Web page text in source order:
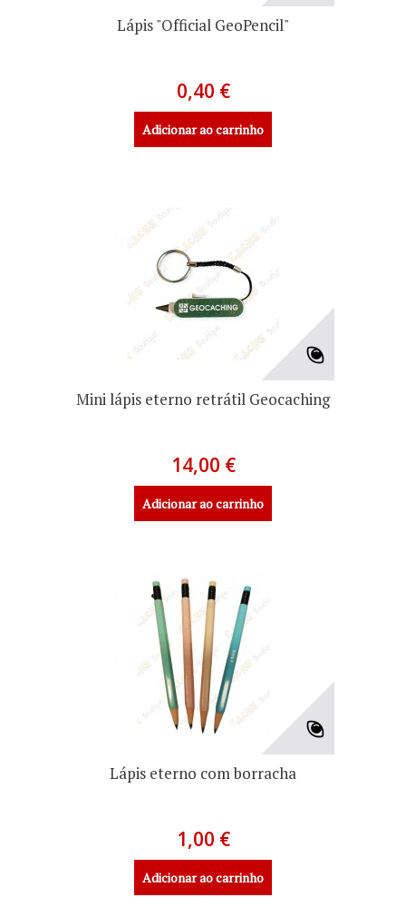
Lápis "Official GeoPencil"
0,40 €
Adicionar ao carrinho
Mini lápis eterno retrátil Geocaching
14,00 €
Adicionar ao carrinho
Lápis eterno com borracha
1,00 €
Adicionar ao carrinho